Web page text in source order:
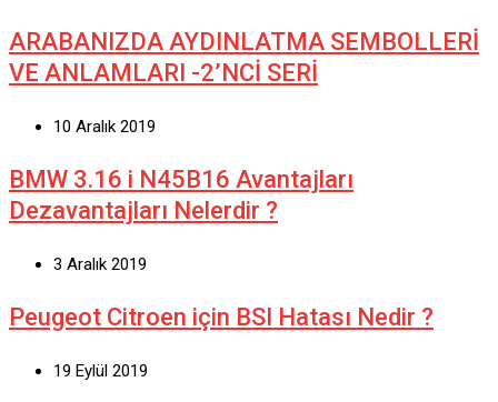
ARABANIZDA AYDINLATMA SEMBOLLERİ
VE ANLAMLARI -2’NCİ SERİ
10 Aralık 2019
BMW 3.16 i N45B16 Avantajları
Dezavantajları Nelerdir ?
3 Aralık 2019
Peugeot Citroen için BSI Hatası Nedir ?
19 Eylül 2019